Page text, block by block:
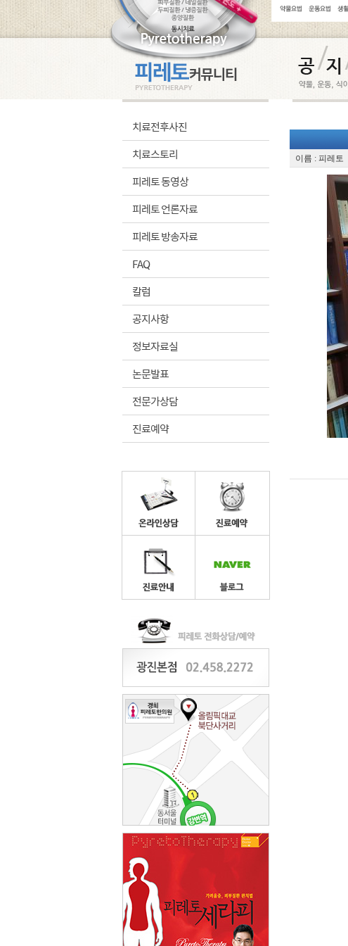
치료전후사진
치료스토리
피레토 동영상
피레토 언론자료
피레토 방송자료
FAQ
칼럼
공지사항
정보자료실
논문발표
전문가상담
진료예약
이름 : 피레토